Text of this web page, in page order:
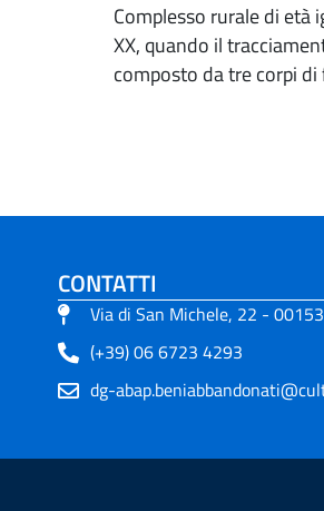
Complesso rurale di età
XX, quando il
composto da tre corpi
CONTATTI
Via di San Michele, 22 -
(+39) 06 6723 4293
dg-